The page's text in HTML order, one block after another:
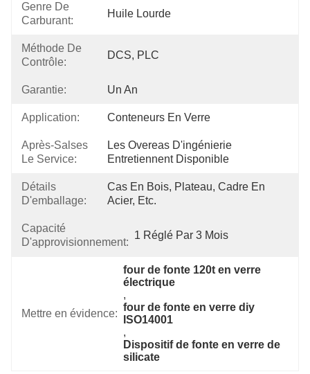
Genre De
Carburant:
Huile Lourde
Méthode De
Contrôle:
DCS, PLC
Garantie: Un An
Application: Conteneurs En Verre
Après-Salses
Le Service:
Les Overeas D'ingénierie
Entretiennent Disponible
Détails
D'emballage:
Cas En Bois, Plateau, Cadre En
Acier, Etc.
Capacité
D'approvisionnement:
1 Réglé Par 3 Mois
Mettre en évidence:
four de fonte 120t en verre
électrique
,
four de fonte en verre diy
ISO14001
,
Dispositif de fonte en verre de
silicate